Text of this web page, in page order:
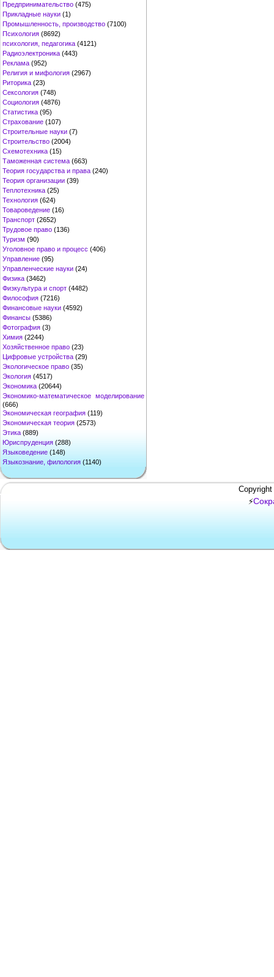
Предпринимательство (475)
Прикладные науки (1)
Промышленность, производство (7100)
Психология (8692)
психология, педагогика (4121)
Радиоэлектроника (443)
Реклама (952)
Религия и мифология (2967)
Риторика (23)
Сексология (748)
Социология (4876)
Статистика (95)
Страхование (107)
Строительные науки (7)
Строительство (2004)
Схемотехника (15)
Таможенная система (663)
Теория государства и права (240)
Теория организации (39)
Теплотехника (25)
Технология (624)
Товароведение (16)
Транспорт (2652)
Трудовое право (136)
Туризм (90)
Уголовное право и процесс (406)
Управление (95)
Управленческие науки (24)
Физика (3462)
Физкультура и спорт (4482)
Философия (7216)
Финансовые науки (4592)
Финансы (5386)
Фотография (3)
Химия (2244)
Хозяйственное право (23)
Цифровые устройства (29)
Экологическое право (35)
Экология (4517)
Экономика (20644)
Экономико-математическое моделирование
(666)
Экономическая география (119)
Экономическая теория (2573)
Этика (889)
Юриспруденция (288)
Языковедение (148)
Языкознание, филология (1140)
⚡